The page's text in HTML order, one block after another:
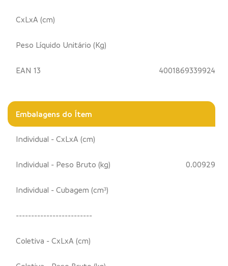
CxLxA (cm)
Peso Líquido Unitário (Kg)
EAN 13 4001869339924
Embalagens do Ítem
Individual - CxLxA (cm)
Individual - Peso Bruto (kg) 0.00929
Individual - Cubagem (cm³)
-------------------------
Coletiva - CxLxA (cm)